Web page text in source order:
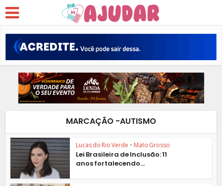
MARCAÇÃO -AUTISMO
Lucas do Rio Verde • Mato Grosso
Lei Brasileira de Inclusão: 11
anos fortalecendo...